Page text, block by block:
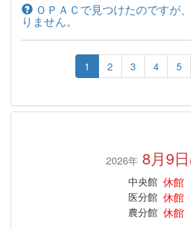
ＯＰＡＣで見つけたのですが
りません。
1 2 3 4 5
2026年 8月9日
中央館 休館
医分館 休館
農分館 休館